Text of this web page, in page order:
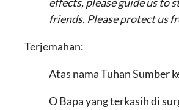
friends. Please protect us
Terjemahan:
Atas nama Tuhan Sumber
O Bapa yang terkasih di